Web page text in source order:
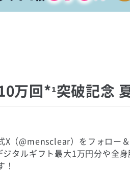
万回*¹突破記念
X（@mensclear）をフォロー
タルギフト最大1万円分や全